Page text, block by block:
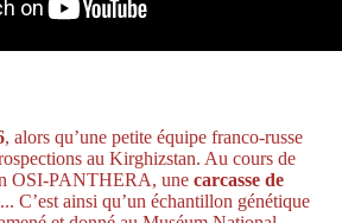
, alors qu’une petite équipe franco-russe
au Kirghizstan. Au cours de
OSI-PANTHERA, une carcasse de
... C’est ainsi qu’un échantillon génétique